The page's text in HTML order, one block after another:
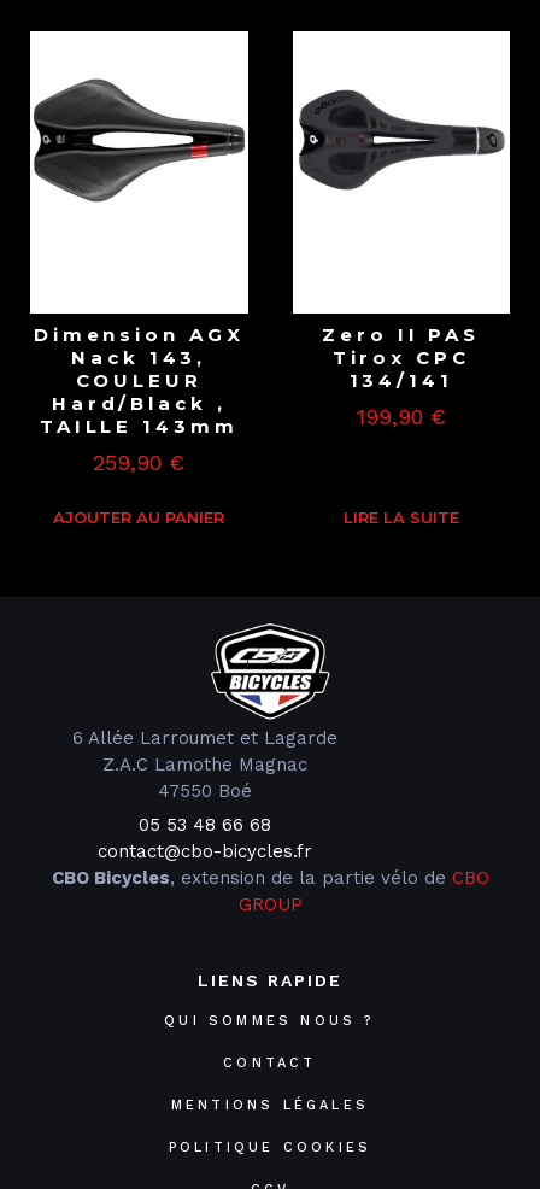
Dimension AGX
Nack 143,
COULEUR
Hard/Black ,
TAILLE 143mm
259,90 €
AJOUTER AU PANIER
Zero II PAS
Tirox CPC
134/141
199,90 €
LIRE LA SUITE
6 Allée Larroumet et Lagarde
Z.A.C Lamothe Magnac
47550 Boé
05 53 48 66 68
contact@cbo-bicycles.fr
CBO Bicycles, extension de la partie vélo de CBO
GROUP
LIENS RAPIDE
QUI SOMMES NOUS ?
CONTACT
MENTIONS LÉGALES
POLITIQUE COOKIES